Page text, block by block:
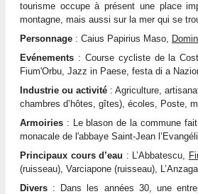
tourisme occupe à présent une place
montagne, mais aussi sur la mer qui se
Personnage : Caius Papirius Maso,
Evénements : Course cycliste de la
Fium'Orbu, Jazz in Paese, festa di a
Industrie ou activité : Agriculture,
chambres d’hôtes, gîtes), écoles, Poste,
Armoiries : Le blason de la commune
monacale de l'abbaye Saint-Jean
Principaux cours d’eau : L’Abbatescu,
(ruisseau), Varciapone (ruisseau),
Divers : Dans les années 30, une